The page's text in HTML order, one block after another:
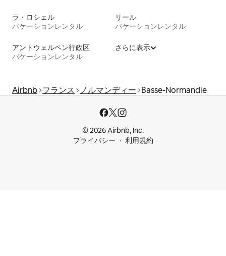
ラ・ロシェル
バケーションレンタル
リール
バケーションレンタル
アントウェルペン行政区
バケーションレンタル
さらに表示
Airbnb フランス ノルマンディー Basse-Normandie
© 2026 Airbnb, Inc.
プライバシー
利用規約